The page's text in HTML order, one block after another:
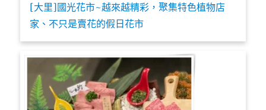
[大里]國光花市~越來越精彩，聚集特色植物店
家、不只是賣花的假日花市